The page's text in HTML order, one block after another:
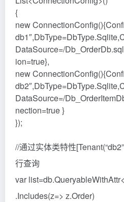
{
new
DataSource=/
ion=true},
new
DataSource=/
nection=true }
});
//通过实体类特性
行查询
var
.Includes(z=> z.Order)